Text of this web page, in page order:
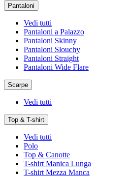
Pantaloni
Vedi tutti
Pantaloni a Palazzo
Pantaloni Skinny
Pantaloni Slouchy
Pantaloni Straight
Pantaloni Wide Flare
Scarpe
Vedi tutti
Top & T-shirt
Vedi tutti
Polo
Top & Canotte
T-shirt Manica Lunga
T-shirt Mezza Manca